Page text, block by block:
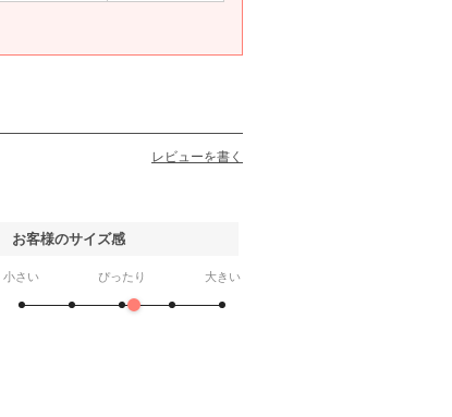
レビューを書く
お客様のサイズ感
小さい ぴったり 大きい